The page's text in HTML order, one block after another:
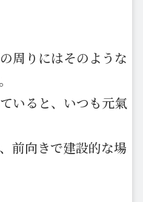
周りにはそのような
いると、いつも元氣
前向きで建設的な場